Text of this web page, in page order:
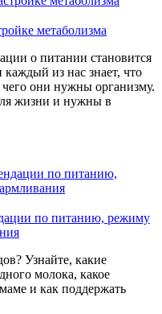
метаболизма
о питании становится
из нас знает, что
они нужны организму.
жизни и нужны в
по питанию, режиму
Узнайте, какие
молока, какое
и как поддержать